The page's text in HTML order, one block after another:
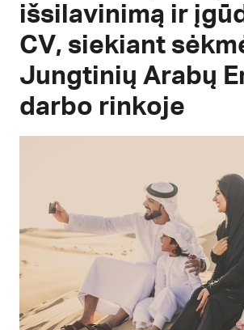
išsilavinimą ir
CV, siekiant
Jungtinių Arabų
darbo rinkoje